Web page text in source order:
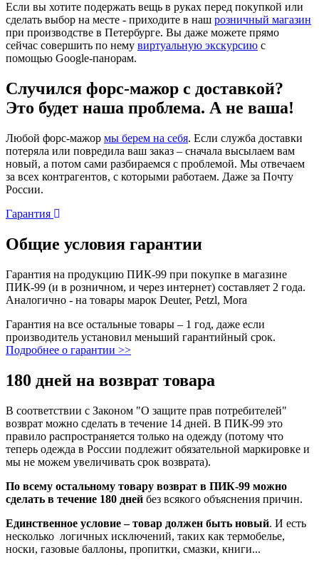
Если вы хотите подержать вещь в руках перед покупкой или
сделать выбор на месте - приходите в наш розничный магазин
при производстве в Петербурге. Вы даже можете прямо
сейчас совершить по нему виртуальную экскурсию с
помощью Google-панорам.
Случился форс-мажор c доставкой?
Это будет наша проблема. А не ваша!
Любой форс-мажор мы берем на себя. Если служба доставки
потеряла или повредила ваш заказ – сначала высылаем вам
новый, а потом сами разбираемся с проблемой. Мы отвечаем
за всех контрагентов, с которыми работаем. Даже за Почту
России.
Гарантия
Общие условия гарантии
Гарантия на продукцию ПИК-99 при покупке в магазине
ПИК-99 (и в розничном, и через интернет) составляет 2 года.
Аналогично - на товары марок Deuter, Petzl, Mora
Гарантия на все остальные товары – 1 год, даже если
производитель установил меньший гарантийный срок.
Подробнее о гарантии >>
180 дней на возврат товара
В соответствии с Законом "О защите прав потребителей"
возврат можно сделать в течение 14 дней. В ПИК-99 это
правило распространяется только на одежду (потому что
теперь одежда в России подлежит обязательной маркировке и
мы не можем увеличивать срок возврата).
По всему остальному товару возврат в ПИК-99 можно
сделать в течение 180 дней без всякого объяснения причин.
Единственное условие – товар должен быть новый. И есть
несколько логичных исключений, таких как термобелье,
носки, газовые баллоны, пропитки, смазки, книги...